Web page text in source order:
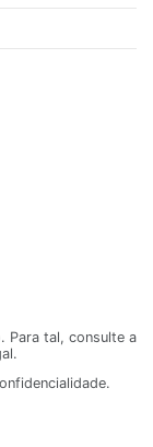
Para tal, consulte a